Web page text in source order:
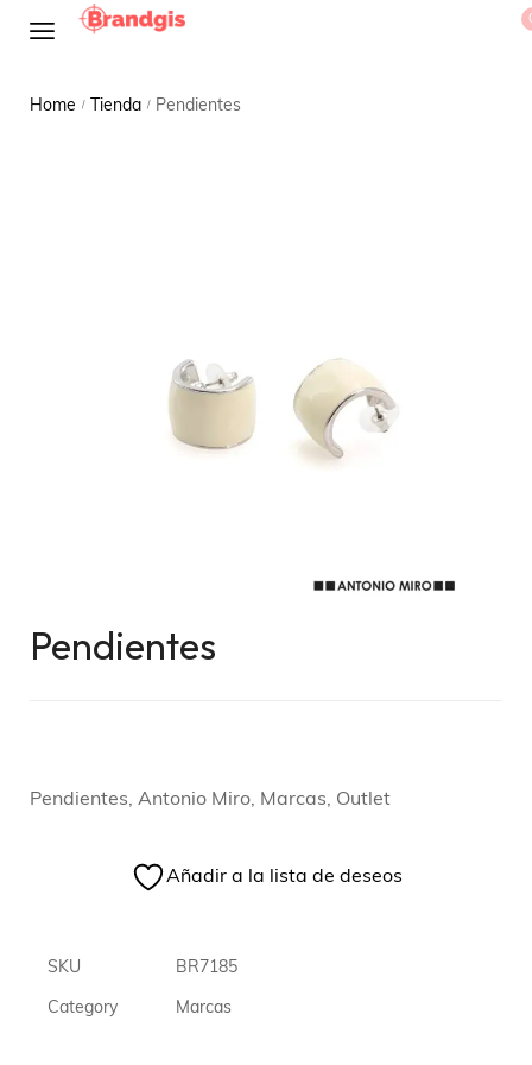
Home / Tienda / Pendientes
Pendientes
Pendientes, Antonio Miro, Marcas, Outlet
Añadir a la lista de deseos
SKU BR7185
Category Marcas